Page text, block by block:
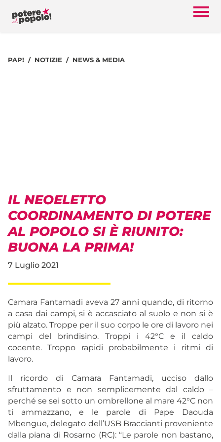
PAP! NOTIZIE NEWS & MEDIA
IL NEOELETTO
COORDINAMENTO DI POTERE
AL POPOLO SI È RIUNITO:
BUONA LA PRIMA!
7 Luglio 2021
Camara Fantamadi aveva 27 anni quando, di ritorno
a casa dai campi, si è accasciato al suolo e non si è
più alzato. Troppe per il suo corpo le ore di lavoro nei
campi del brindisino. Troppi i 42°C e il caldo
cocente. Troppo rapidi probabilmente i ritmi di
lavoro.
Il ricordo di Camara Fantamadi, ucciso dallo
sfruttamento e non semplicemente dal caldo –
perché se sei sotto un ombrellone al mare 42°C non
ti ammazzano, e le parole di Pape Daouda
Mbengue, delegato dell’USB Braccianti proveniente
dalla piana di Rosarno (RC): “Le parole non bastano,